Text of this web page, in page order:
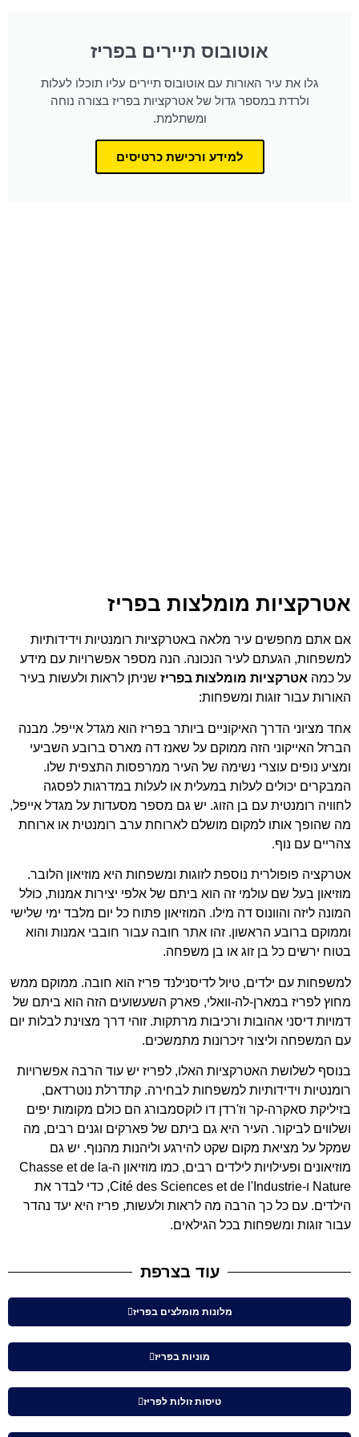
אוטובוס תיירים בפריז
גלו את עיר האורות עם אוטובוס תיירים עליו תוכלו לעלות
ולרדת במספר גדול של אטרקציות בפריז בצורה נוחה
ומשתלמת.
למידע ורכישת כרטיסים
אטרקציות מומלצות בפריז
אם אתם מחפשים עיר מלאה באטרקציות רומנטיות וידידותיות
למשפחות, הגעתם לעיר הנכונה. הנה מספר אפשרויות עם מידע
על כמה אטרקציות מומלצות בפריז שניתן לראות ולעשות בעיר
האורות עבור זוגות ומשפחות:
אחד מציוני הדרך האיקוניים ביותר בפריז הוא מגדל אייפל. מבנה
הברזל האייקוני הזה ממוקם על שאנז דה מארס ברובע השביעי
ומציע נופים עוצרי נשימה של העיר ממרפסות התצפית שלו.
המבקרים יכולים לעלות במעלית או לעלות במדרגות לפסגה
לחוויה רומנטית עם בן הזוג. יש גם מספר מסעדות על מגדל אייפל,
מה שהופך אותו למקום מושלם לארוחת ערב רומנטית או ארוחת
צהריים עם נוף.
אטרקציה פופולרית נוספת לזוגות ומשפחות היא מוזיאון הלובר.
מוזיאון בעל שם עולמי זה הוא ביתם של אלפי יצירות אמנות, כולל
המונה ליזה והוונוס דה מילו. המוזיאון פתוח כל יום מלבד ימי שלישי
וממוקם ברובע הראשון. זהו אתר חובה עבור חובבי אמנות והוא
בטוח ירשים כל בן זוג או בן משפחה.
למשפחות עם ילדים, טיול לדיסנילנד פריז הוא חובה. ממוקם ממש
מחוץ לפריז במארן-לה-וואלי, פארק השעשועים הזה הוא ביתם של
דמויות דיסני אהובות ורכיבות מרתקות. זוהי דרך מצוינת לבלות יום
עם המשפחה וליצור זיכרונות מתמשכים.
בנוסף לשלושת האטרקציות האלו, לפריז יש עוד הרבה אפשרויות
רומנטיות וידידותיות למשפחות לבחירה. קתדרלת נוטרדאם,
בזיליקת סאקרה-קר וז'רדן דו לוקסמבורג הם כולם מקומות יפים
ושלווים לביקור. העיר היא גם ביתם של פארקים וגנים רבים, מה
שמקל על מציאת מקום שקט להירגע וליהנות מהנוף. יש גם
מוזיאונים ופעילויות לילדים רבים, כמו מוזיאון ה-Chasse et de la
Nature ו-Cité des Sciences et de l'Industrie, כדי לבדר את
הילדים. עם כל כך הרבה מה לראות ולעשות, פריז היא יעד נהדר
עבור זוגות ומשפחות בכל הגילאים.
עוד בצרפת
מלונות מומלצים בפריז
מוניות בפריז
טיסות זולות לפריז